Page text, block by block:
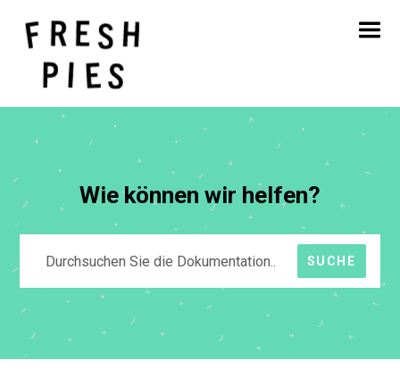
Startseite
Über
Unsere Arbeit
Wie können wir helfen?
SUCHE